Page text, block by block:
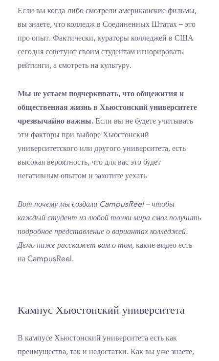
Если вы когда-либо смотрели американские фильмы,
вы знаете, что колледж в Соединенных Штатах – это
про опыт. Фактически, кураторы колледжей в США
сегодня советуют своим студентам игнорировать
рейтинги, а смотреть на культуру.
Мы не устаем подчеркивать, что общежития и
общественная жизнь в Хьюстонский университете
чрезвычайно важны. Если вы не будете учитывать
эти факторы при выборе Хьюстонский
университетского или другого университета, есть
высокая вероятность, что для вас это будет
негативным опытом и захотите уехать
Вот почему мы создали CampusReel – чтобы
каждый студент из любой точки мира смог получить
подробное представление о вариантах колледжей.
Демо ниже расскажет вам о том, какие видео есть
на CampusReel.
Кампус Хьюстонский университета
В кампусе Хьюстонский университета есть как
преимущества, так и недостатки. Как вы уже знаете,